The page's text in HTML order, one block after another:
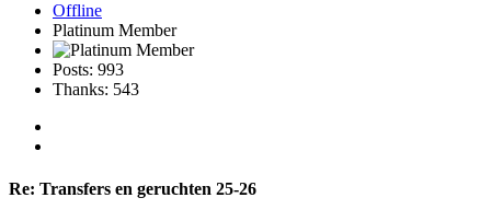
Offline
Platinum Member
Posts: 993
Thanks: 543
Re: Transfers en geruchten 25-26